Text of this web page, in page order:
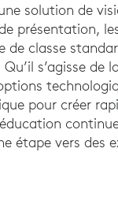
solution de
présentation,
classe
s’agisse
pour créer
étape vers des